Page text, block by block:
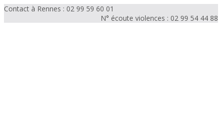
Contact à Rennes : 02 99 59 60 01
N° écoute violences : 02 99 54 44 88